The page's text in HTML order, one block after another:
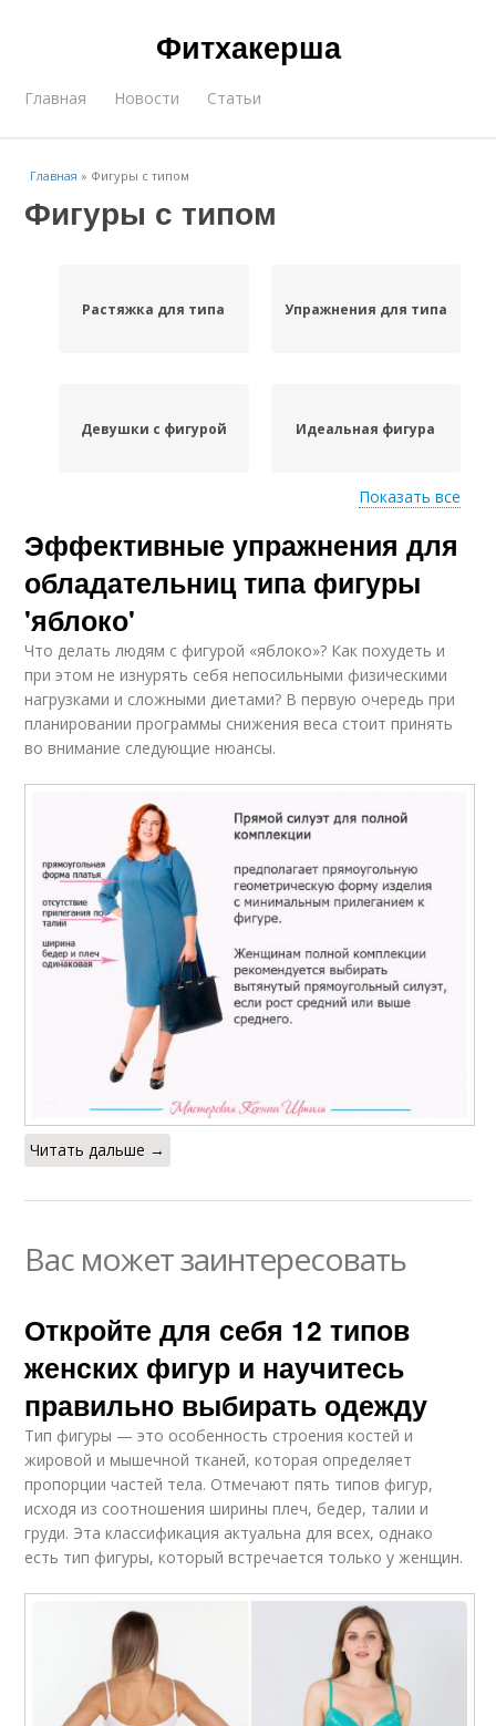
Фитхакерша
Главная Новости Статьи
Главная » Фигуры с типом
Фигуры с типом
Растяжка для типа Упражнения для типа
Девушки с фигурой Идеальная фигура
Полная фигура
Рекомендации для
фигуры
Гардероб для фигуры Женщины с фигурой
Девушки с типом
Показать все
Эффективные упражнения для
обладательниц типа фигуры
'яблоко'
Что делать людям с фигурой «яблоко»? Как похудеть и
при этом не изнурять себя непосильными физическими
нагрузками и сложными диетами? В первую очередь при
планировании программы снижения веса стоит принять
во внимание следующие нюансы.
Читать дальше →
Вас может заинтересовать
Откройте для себя 12 типов
женских фигур и научитесь
правильно выбирать одежду
Тип фигуры — это особенность строения костей и
жировой и мышечной тканей, которая определяет
пропорции частей тела. Отмечают пять типов фигур,
исходя из соотношения ширины плеч, бедер, талии и
груди. Эта классификация актуальна для всех, однако
есть тип фигуры, который встречается только у женщин.